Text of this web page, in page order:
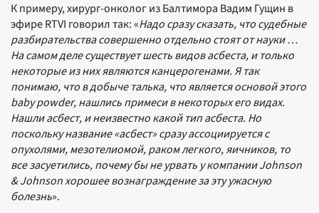
К примеру, хирург-онколог из Балтимора Вадим Гущин в
эфире RTVI говорил так: «Надо сразу сказать, что судебные
разбирательства совершенно отдельно стоят от науки …
На самом деле существует шесть видов асбеста, и только
некоторые из них являются канцерогенами. Я так
понимаю, что в добыче талька, что является основой этого
baby powder, нашлись примеси в некоторых его видах.
Нашли асбест, и неизвестно какой тип асбеста. Но
поскольку название «асбест» сразу ассоциируется с
опухолями, мезотелиомой, раком легкого, яичников, то
все засуетились, почему бы не урвать у компании Johnson
& Johnson хорошее вознаграждение за эту ужасную
болезнь».